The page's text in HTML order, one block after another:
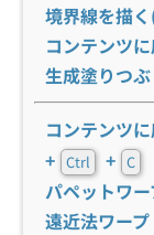
境界線を描
コンテンツ
生成塗りつ
コンテンツ
+ Ctrl + C
パペットワ
遠近法ワープ